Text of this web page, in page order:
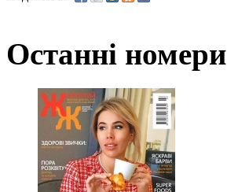
Останні номери